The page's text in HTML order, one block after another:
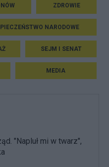
ZDROWIE
NARODOWE
SEJM I SENAT
MEDIA
"Napluł mi w twarz",